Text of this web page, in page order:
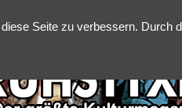
Seite zu verbessern.